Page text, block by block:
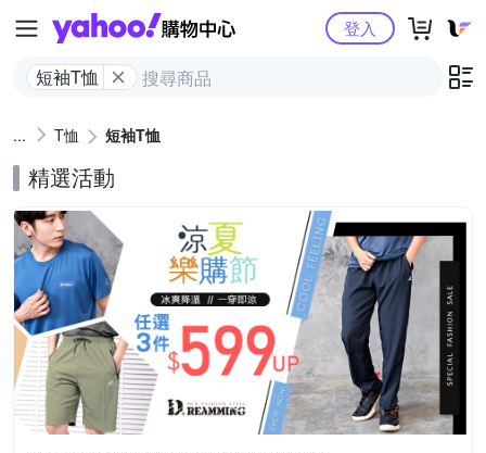
Yahoo購物中心
短袖T恤
登入
T恤 短袖T恤
精選活動